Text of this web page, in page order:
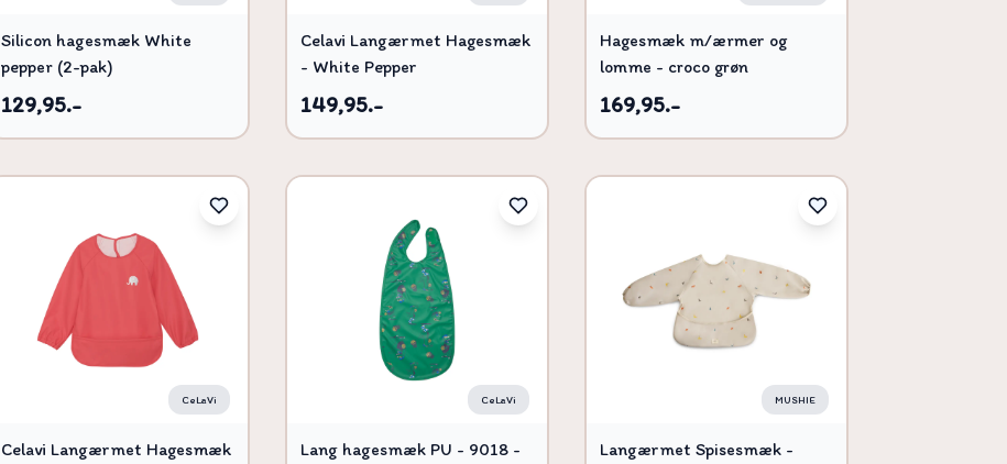
Silicon hagesmæk White
pepper (2-pak)
129,95.-
Celavi Langærmet Hagesmæk
- White Pepper
149,95.-
Hagesmæk m/ærmer og
lomme - croco grøn
169,95.-
CeLaVi
Celavi Langærmet Hagesmæk
CeLaVi
Lang hagesmæk PU - 9018 -
MUSHIE
Langærmet Spisesmæk -